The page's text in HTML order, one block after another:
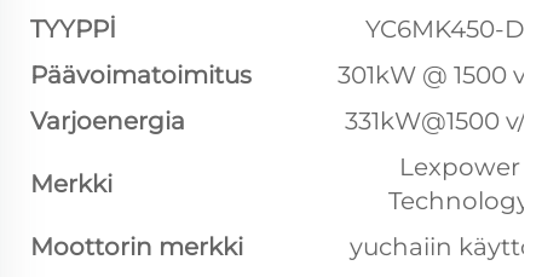
TYYPPİ
YC6MK450-
Päävoimatoimitus
301kW @ 1500
Varjoenergia
331kW@1500 v/
Merkki
Lexpower
Technology
Moottorin merkki
yuchaiin